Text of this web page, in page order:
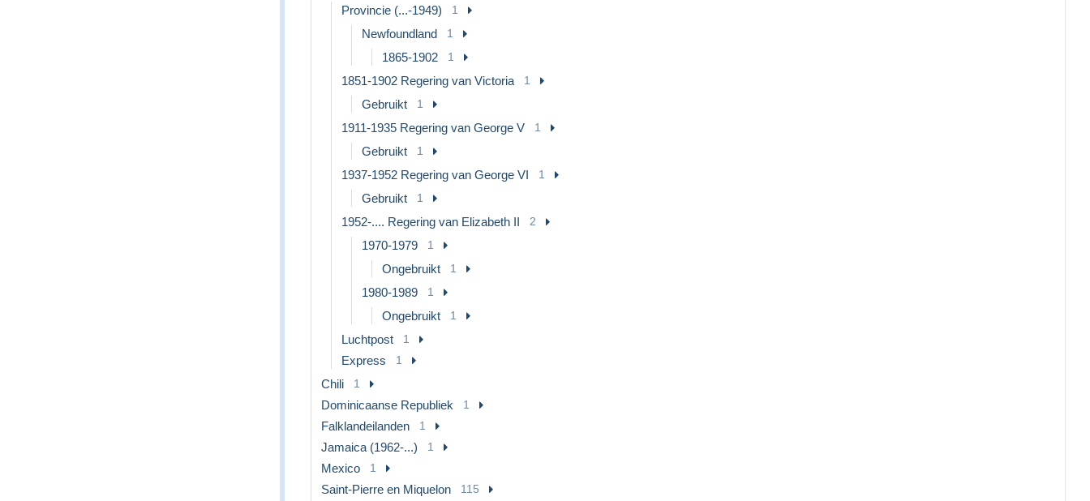
Provincie (...-1949) 1
Newfoundland 1
1865-1902 1
1851-1902 Regering van Victoria 1
Gebruikt 1
1911-1935 Regering van George V 1
Gebruikt 1
1937-1952 Regering van George VI 1
Gebruikt 1
1952-.... Regering van Elizabeth II 2
1970-1979 1
Ongebruikt 1
1980-1989 1
Ongebruikt 1
Luchtpost 1
Express 1
Chili 1
Dominicaanse Republiek 1
Falklandeilanden 1
Jamaica (1962-...) 1
Mexico 1
Saint-Pierre en Miquelon 115